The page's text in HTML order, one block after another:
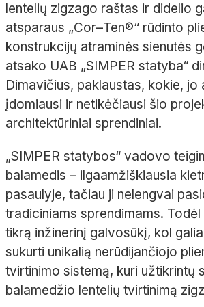
lentelių zigzago raštas ir didelio
atsparaus „Cor–Ten®“ rūdinto
konstrukcijų atraminės sienutės
atsako UAB „SIMPER statyba“
Dimavičius, paklaustas, kokie, jo
įdomiausi ir netikėčiausi šio
architektūriniai sprendiniai.
„SIMPER statybos“ vadovo
balamedis – ilgaamžiškiausia
pasaulyje, tačiau ji nelengvai
tradiciniams sprendimams.
tikrą inžinerinį galvosūkį, kol
sukurti unikalią nerūdijančiojo
tvirtinimo sistemą, kuri užtikrintų
balamedžio lentelių tvirtinimą